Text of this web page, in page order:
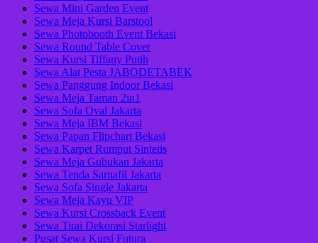
Sewa Mini Garden Event
Sewa Meja Kursi Barstool
Sewa Photobooth Event Bekasi
Sewa Round Table Cover
Sewa Kursi Tiffany Putih
Sewa Alat Pesta JABODETABEK
Sewa Panggung Indoor Bekasi
Sewa Meja Taman 2in1
Sewa Sofa Oval Jakarta
Sewa Meja IBM Bekasi
Sewa Papan Flipchart Bekasi
Sewa Karpet Rumput Sintetis
Sewa Meja Gubukan Jakarta
Sewa Tenda Sarnafil Jakarta
Sewa Sofa Single Jakarta
Sewa Meja Kayu VIP
Sewa Kursi Crossback Event
Sewa Tirai Dekorasi Starlight
Pusat Sewa Kursi Futura